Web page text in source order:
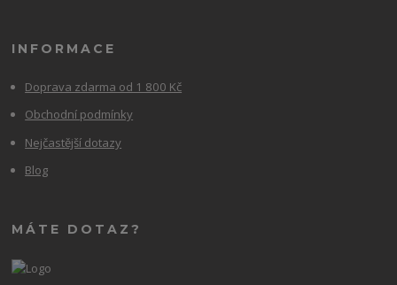
INFORMACE
Doprava zdarma od 1 800 Kč
Obchodní podmínky
Nejčastější dotazy
Blog
MÁTE DOTAZ?